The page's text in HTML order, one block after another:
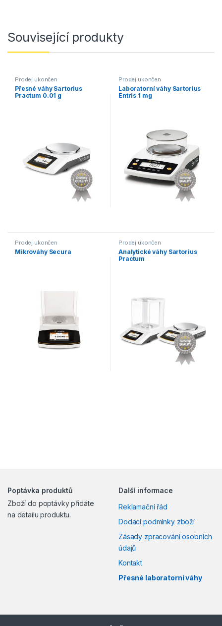
Související produkty
Prodej ukončen
Přesné váhy Sartorius
Practum 0.01 g
Prodej ukončen
Laboratorní váhy Sartorius
Entris 1 mg
Prodej ukončen
Mikrováhy Secura
Prodej ukončen
Analytické váhy Sartorius
Practum
Poptávka produktů
Zboží do poptávky přidáte
na detailu produktu.
Další informace
Reklamační řád
Dodací podmínky zboží
Zásady zpracování osobních
údajů
Kontakt
Přesné laboratorní váhy